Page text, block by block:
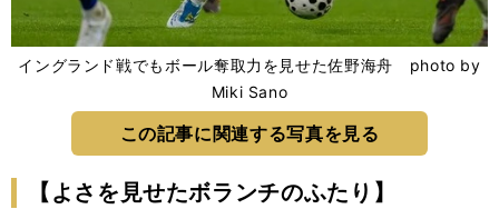
イングランド戦でもボール奪取力を見せた佐野海舟 photo by
Miki Sano
この記事に関連する写真を見る
【よさを見せたボランチのふたり】